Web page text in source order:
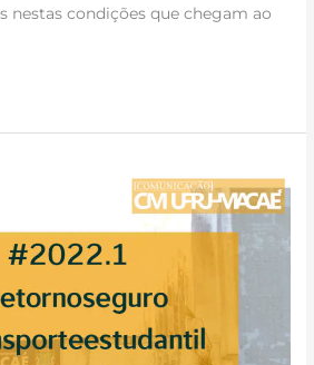
nestas condições que chegam ao